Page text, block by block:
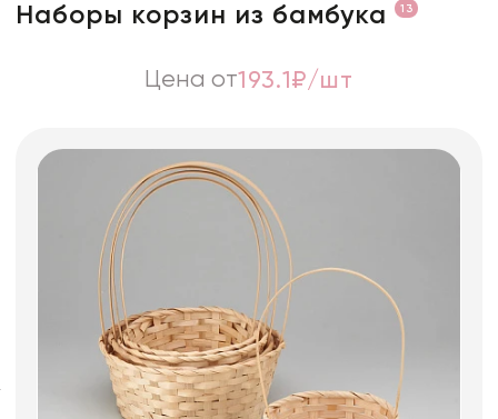
Пленка
прозрачная
Декор для дома
Искусственные цветы и растения
Декоративные вазы, кашпо
Игрушки мягкие
Изделия из металла
Наборы корзин из бамбука 13
Цена от193.1₽/шт